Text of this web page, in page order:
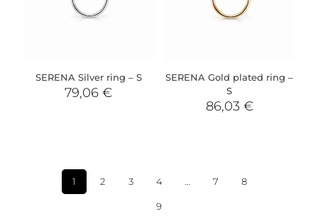
SERENA Silver ring – S
79,06€
SERENA Gold plated ring –
S
86,03 €
1 2 3 4 … 7 8
9